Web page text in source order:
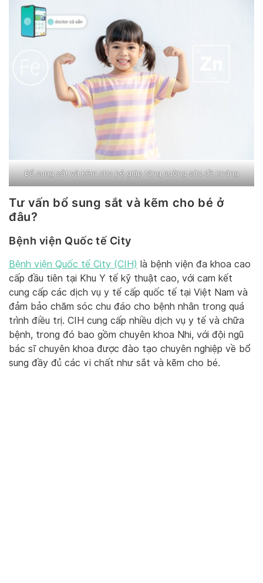
Bổ sung sắt và kẽm cho bé giúp tăng cường sức đề kháng
Tư vấn bổ sung sắt và kẽm cho bé ở
đâu?
Bệnh viện Quốc tế City
Bệnh viện Quốc tế City (CIH) là bệnh viện đa khoa cao
cấp đầu tiên tại Khu Y tế kỹ thuật cao, với cam kết
cung cấp các dịch vụ y tế cấp quốc tế tại Việt Nam và
đảm bảo chăm sóc chu đáo cho bệnh nhân trong quá
trình điều trị. CIH cung cấp nhiều dịch vụ y tế và chữa
bệnh, trong đó bao gồm chuyên khoa Nhi, với đội ngũ
bác sĩ chuyên khoa được đào tạo chuyên nghiệp về bổ
sung đầy đủ các vi chất như sắt và kẽm cho bé.